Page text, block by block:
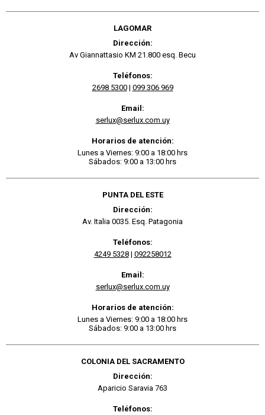
LAGOMAR
Dirección:
Av Giannattasio KM 21.800 esq. Becu
Teléfonos:
2698 5300| 099 306 969
Email:
serlux@serlux.com.uy
Horarios de atención:
Lunes a Viernes: 9:00 a 18:00 hrs
Sábados: 9:00 a 13:00 hrs
PUNTA DEL ESTE
Dirección:
Av. Italia 0035. Esq. Patagonia
Teléfonos:
4249 5328| 092258012
Email:
serlux@serlux.com.uy
Horarios de atención:
Lunes a Viernes: 9:00 a 18:00 hrs
Sábados: 9:00 a 13:00 hrs
COLONIA DEL SACRAMENTO
Dirección:
Aparicio Saravia 763
Teléfonos: